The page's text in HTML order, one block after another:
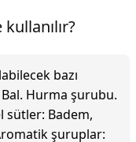
bazı
Bal. Hurma şurubu.
sütler: Badem,
şuruplar: